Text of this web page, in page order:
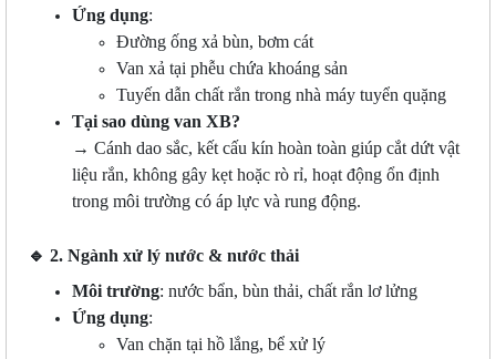
Ứng dụng:
Đường ống xả bùn, bơm cát
Van xả tại phễu chứa khoáng sản
Tuyến dẫn chất rắn trong nhà máy tuyển quặng
Tại sao dùng van XB?
→ Cánh dao sắc, kết cấu kín hoàn toàn giúp cắt dứt vật
liệu rắn, không gây kẹt hoặc rò rỉ, hoạt động ổn định
trong môi trường có áp lực và rung động.
🔹 2. Ngành xử lý nước & nước thải
Môi trường: nước bẩn, bùn thải, chất rắn lơ lửng
Ứng dụng:
Van chặn tại hồ lắng, bể xử lý